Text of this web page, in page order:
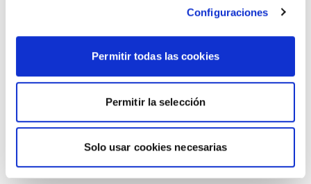
Configuraciones
Permitir todas las cookies
Permitir la selección
Solo usar cookies necesarias